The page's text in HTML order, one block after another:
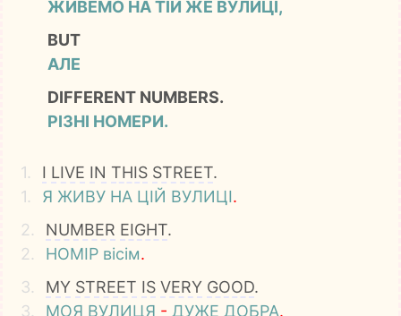
ЖИВЕМО НА ТІЙ ЖЕ ВУЛИЦІ,
BUT
АЛЕ
DIFFERENT NUMBERS.
РІЗНІ НОМЕРИ.
1. I LIVE IN THIS STREET.
1.
Я ЖИВУ НА ЦІЙ ВУЛИЦІ.
2.
NUMBER EIGHT.
2.
НОМІР вісім.
3.
MY STREET IS VERY GOOD.
3.
МОЯ ВУЛИЦЯ - ДУЖЕ ДОБРА.